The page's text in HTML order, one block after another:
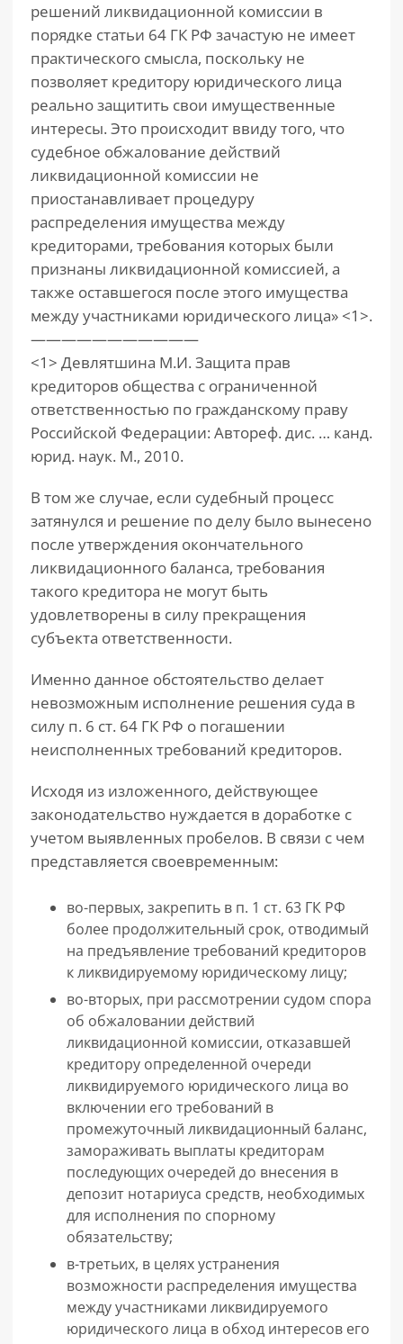
решений ликвидационной комиссии в
порядке статьи 64 ГК РФ зачастую не имеет
практического смысла, поскольку не
позволяет кредитору юридического лица
реально защитить свои имущественные
интересы. Это происходит ввиду того, что
судебное обжалование действий
ликвидационной комиссии не
приостанавливает процедуру
распределения имущества между
кредиторами, требования которых были
признаны ликвидационной комиссией, а
также оставшегося после этого имущества
между участниками юридического лица» <1>.
———————————
<1> Девлятшина М.И. Защита прав
кредиторов общества с ограниченной
ответственностью по гражданскому праву
Российской Федерации: Автореф. дис. … канд.
юрид. наук. М., 2010.
В том же случае, если судебный процесс
затянулся и решение по делу было вынесено
после утверждения окончательного
ликвидационного баланса, требования
такого кредитора не могут быть
удовлетворены в силу прекращения
субъекта ответственности.
Именно данное обстоятельство делает
невозможным исполнение решения суда в
силу п. 6 ст. 64 ГК РФ о погашении
неисполненных требований кредиторов.
Исходя из изложенного, действующее
законодательство нуждается в доработке с
учетом выявленных пробелов. В связи с чем
представляется своевременным:
во-первых, закрепить в п. 1 ст. 63 ГК РФ
более продолжительный срок, отводимый
на предъявление требований кредиторов
к ликвидируемому юридическому лицу;
во-вторых, при рассмотрении судом спора
об обжаловании действий
ликвидационной комиссии, отказавшей
кредитору определенной очереди
ликвидируемого юридического лица во
включении его требований в
промежуточный ликвидационный баланс,
замораживать выплаты кредиторам
последующих очередей до внесения в
депозит нотариуса средств, необходимых
для исполнения по спорному
обязательству;
в-третьих, в целях устранения
возможности распределения имущества
между участниками ликвидируемого
юридического лица в обход интересов его